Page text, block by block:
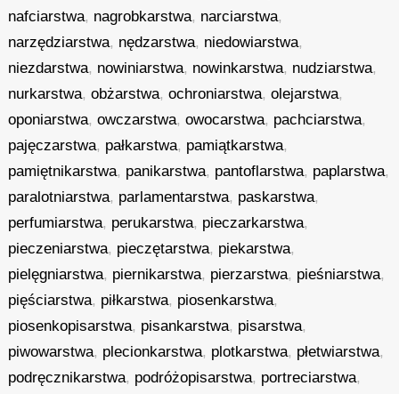
nafciarstwa, nagrobkarstwa, narciarstwa,
narzędziarstwa, nędzarstwa, niedowiarstwa,
niezdarstwa, nowiniarstwa, nowinkarstwa, nudziarstwa,
nurkarstwa,obżarstwa,ochroniarstwa,olejarstwa,
oponiarstwa,owczarstwa,owocarstwa, pachciarstwa,
pajęczarstwa, pałkarstwa, pamiątkarstwa,
pamiętnikarstwa, panikarstwa, pantoflarstwa, paplarstwa,
paralotniarstwa, parlamentarstwa, paskarstwa,
perfumiarstwa, perukarstwa, pieczarkarstwa,
pieczeniarstwa, pieczętarstwa, piekarstwa,
pielęgniarstwa, piernikarstwa, pierzarstwa, pieśniarstwa,
pięściarstwa, piłkarstwa, piosenkarstwa,
piosenkopisarstwa, pisankarstwa, pisarstwa,
piwowarstwa, plecionkarstwa, plotkarstwa, płetwiarstwa,
podręcznikarstwa, podróżopisarstwa, portreciarstwa,